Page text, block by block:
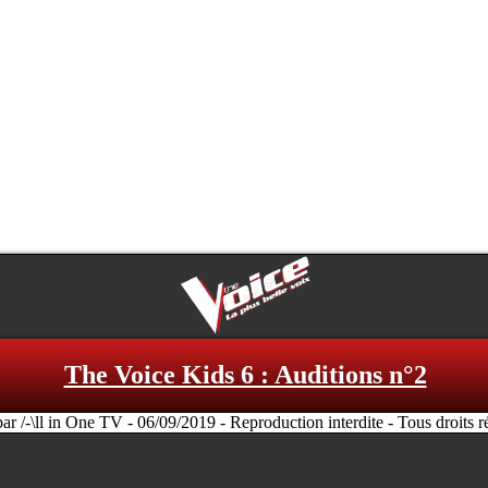
The Voice Kids 6 : Auditions n°2
/-\ll in One TV - 06/09/2019 - Reproduction interdite - Tous droits